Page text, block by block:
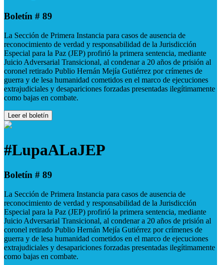
Boletín # 89
La Sección de Primera Instancia para casos de ausencia de
reconocimiento de verdad y responsabilidad de la Jurisdicción
Especial para la Paz (JEP) profirió la primera sentencia, mediante
Juicio Adversarial Transicional, al condenar a 20 años de prisión al
coronel retirado Publio Hernán Mejía Gutiérrez por crímenes de
guerra y de lesa humanidad cometidos en el marco de ejecuciones
extrajudiciales y desapariciones forzadas presentadas ilegítimamente
como bajas en combate.
Leer el boletín
#LupaALaJEP
Boletín # 89
La Sección de Primera Instancia para casos de ausencia de
reconocimiento de verdad y responsabilidad de la Jurisdicción
Especial para la Paz (JEP) profirió la primera sentencia, mediante
Juicio Adversarial Transicional, al condenar a 20 años de prisión al
coronel retirado Publio Hernán Mejía Gutiérrez por crímenes de
guerra y de lesa humanidad cometidos en el marco de ejecuciones
extrajudiciales y desapariciones forzadas presentadas ilegítimamente
como bajas en combate.